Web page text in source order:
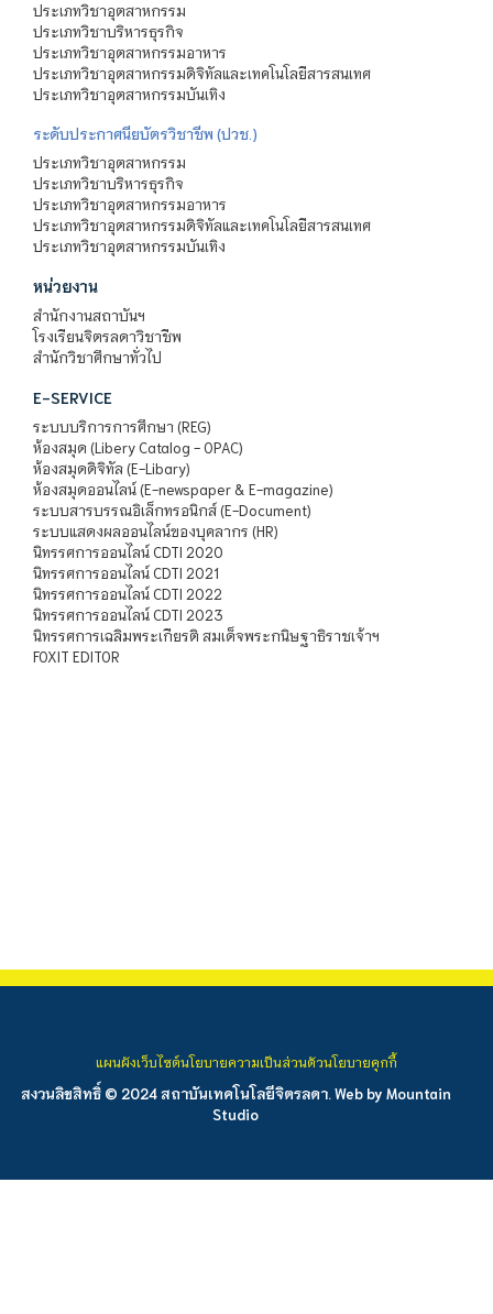
ประเภทวิชาอุตสาหกรรม
ประเภทวิชาบริหารธุรกิจ
ประเภทวิชาอุตสาหกรรมอาหาร
ประเภทวิชาอุตสาหกรรมดิจิทัลและเทคโนโลยีสารสนเทศ
ประเภทวิชาอุตสาหกรรมบันเทิง
ระดับประกาศนียบัตรวิชาชีพ (ปวช.)
ประเภทวิชาอุตสาหกรรม
ประเภทวิชาบริหารธุรกิจ
ประเภทวิชาอุตสาหกรรมอาหาร
ประเภทวิชาอุตสาหกรรมดิจิทัลและเทคโนโลยีสารสนเทศ
ประเภทวิชาอุตสาหกรรมบันเทิง
หน่วยงาน
สำนักงานสถาบันฯ
โรงเรียนจิตรลดาวิชาชีพ
สำนักวิชาศึกษาทั่วไป
E-SERVICE
ระบบบริการการศึกษา (REG)
ห้องสมุด (Libery Catalog - OPAC)
ห้องสมุดดิจิทัล (E-Libary)
ห้องสมุดออนไลน์ (E-newspaper & E-magazine)
ระบบสารบรรณอิเล็กทรอนิกส์ (E-Document)
ระบบแสดงผลออนไลน์ของบุคลากร (HR)
นิทรรศการออนไลน์ CDTI 2020
นิทรรศการออนไลน์ CDTI 2021
นิทรรศการออนไลน์ CDTI 2022
นิทรรศการออนไลน์ CDTI 2023
นิทรรศการเฉลิมพระเกียรติ สมเด็จพระกนิษฐาธิราชเจ้าฯ
FOXIT EDITOR
สงวนลิขสิทธิ์ © 2024 สถาบันเทคโนโลยีจิตรลดา. Web by Mountain
Studio
แผนผังเว็บไซต์นโยบายความเป็นส่วนตัวนโยบายคุกกี้